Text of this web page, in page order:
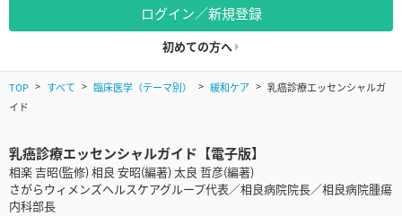
ログイン／新規登録
初めての方へ
TOP すべて 臨床医学（テーマ別） 緩和ケア
乳癌診療エッセンシャルガ
イド
乳癌診療エッセンシャルガイド【電子版】
相楽 吉昭(監修) 相良 安昭(編著) 太良 哲彦(編著)
さがらウィメンズヘルスケアグループ代表／相良病院院長／相良病院腫瘍
内科部長